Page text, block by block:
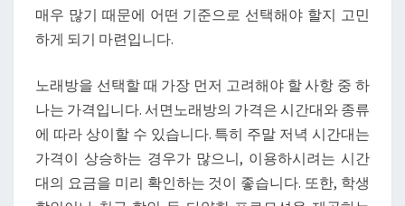
때
해
야
할
기
준
매우 많기 때문에 어떤 기준으로 선택해야 할지 고민
하게 되기 마련입니다.
노래방을 선택할 때 가장 먼저 고려해야 할 사항 중 하
나는 가격입니다. 서면노래방의 가격은 시간대와 종류
에 따라 상이할 수 있습니다. 특히 주말 저녁 시간대는
가격이 상승하는 경우가 많으니, 이용하시려는 시간
대의 요금을 미리 확인하는 것이 좋습니다. 또한, 학생